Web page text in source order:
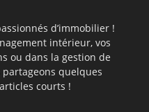
d’immobilier !
intérieur, vos
ou dans la gestion de
quelques
courts !